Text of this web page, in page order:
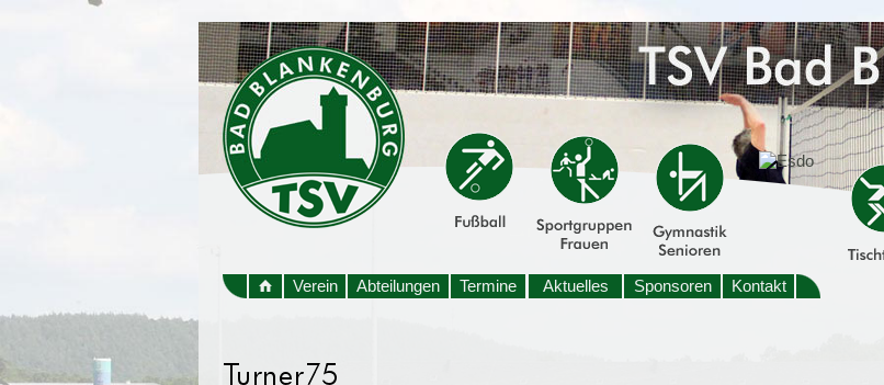
Verein Abteilungen Termine Aktuelles Sponsoren Kontakt